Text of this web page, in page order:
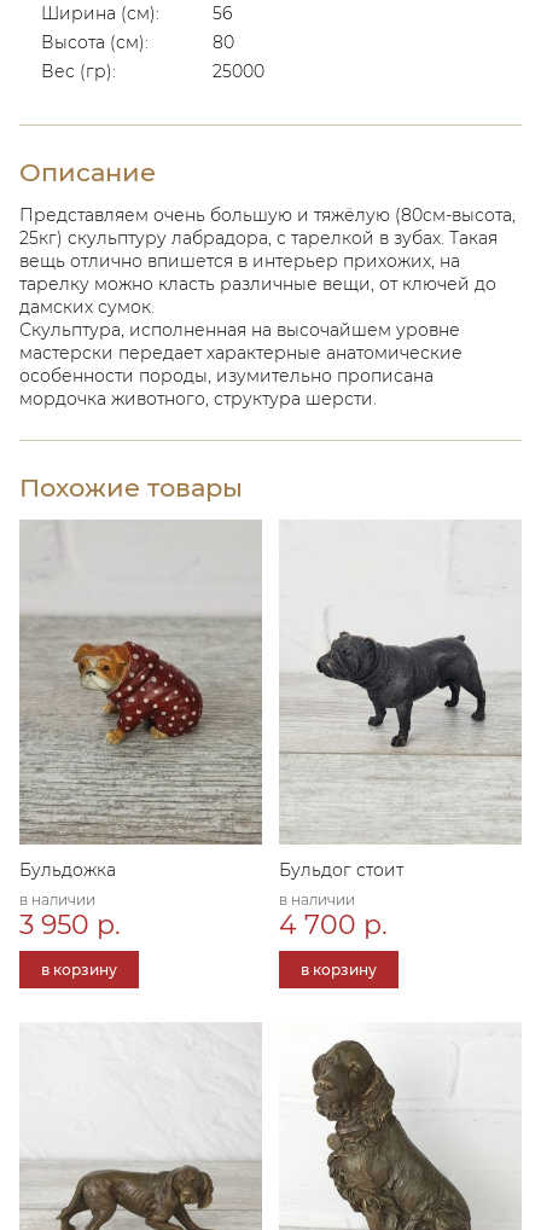
Ширина (см):
56
Высота (см):
80
Вес (гр):
25000
Описание
Представляем очень большую и тяжёлую (80см-высота,
25кг) скульптуру лабрадора, с тарелкой в зубах. Такая
вещь отлично впишется в интерьер прихожих, на
тарелку можно класть различные вещи, от ключей до
дамских сумок.
Скульптура, исполненная на высочайшем уровне
мастерски передает характерные анатомические
особенности породы, изумительно прописана
мордочка животного, структура шерсти.
Похожие товары
Бульдожка
в наличии
3 950 р.
в корзину
Бульдог стоит
в наличии
4 700 р.
в корзину